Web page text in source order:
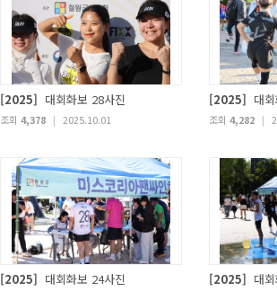
[2025] 대회화보 28사진
조회 4,378 | 2025.10.01
[2025] 대
조회 4,282 |
[2025] 대회화보 24사진 [2025] 대